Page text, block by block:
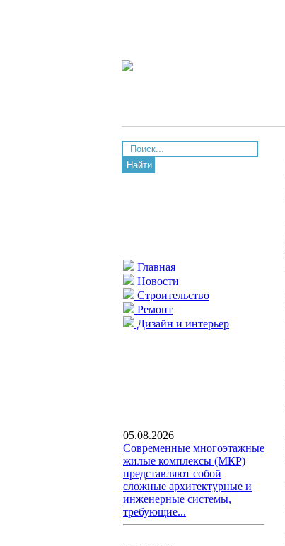
Найти
Главная
Новости
Строительство
Ремонт
Дизайн и интерьер
05.08.2026
Современные многоэтажные
жилые комплексы (МКР)
представляют собой
сложные архитектурные и
инженерные системы,
требующие...